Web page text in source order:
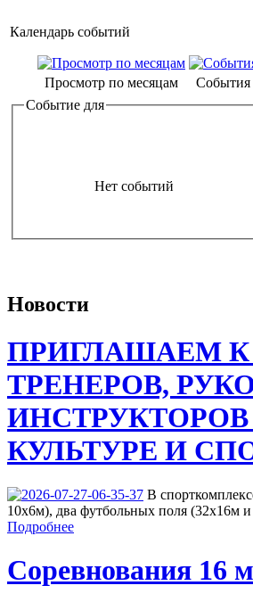
Календарь событий
Просмотр по месяцам События
Событие для
Нет событий
Новости
ПРИГЛАШАЕМ К
ТРЕНЕРОВ,
КУЛЬТУРЕ И
В
10х6м), два футбольных поля (32х16м
Подробнее
Соревнования 16